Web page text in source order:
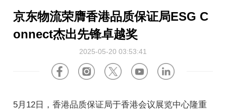
● 跨境小包
FBW
解决方案
硬件产品
合作伙伴
全球履约网络
德国
荷兰 波兰
英国 法国
联系我们
企业资讯
商家中心
商家工作台
海外招聘
视频中心
京东物流荣膺香港品质保证局ESG C
onnect杰出先锋卓越奖
2025-05-20 03:53:41
5月12日，香港品质保证局于香港会议展览中心隆重